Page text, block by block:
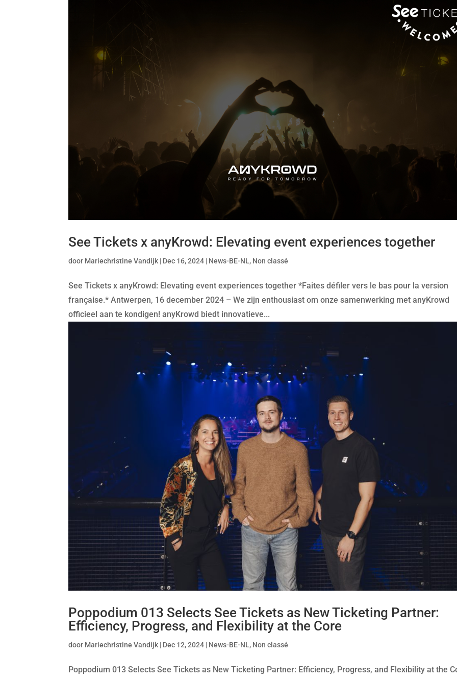
See Tickets x anyKrowd: Elevating event experiences together
door Mariechristine Vandijk | Dec 16, 2024 | News-BE-NL, Non classé
See Tickets x anyKrowd: Elevating event experiences together *Faites défiler vers le bas pour la version
française.* Antwerpen, 16 december 2024 – We zijn enthousiast om onze samenwerking met anyKrowd
officieel aan te kondigen! anyKrowd biedt innovatieve...
Poppodium 013 Selects See Tickets as New Ticketing Partner:
Efficiency, Progress, and Flexibility at the Core
door Mariechristine Vandijk | Dec 12, 2024 | News-BE-NL, Non classé
Poppodium 013 Selects See Tickets as New Ticketing Partner: Efficiency, Progress, and Flexibility at the